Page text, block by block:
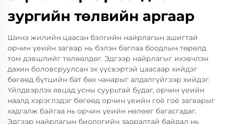
зургийн төлвийн аргаар
Шинэ жилийн цаасан бэлгийн найрлагын ашигтай
орчин үеийн загвар нь бэлэн баглаа боодлын төрөлд
том дэвшлийг төлөөлдөг. Эдгээр найрлагыг ихэвчлэн
дахин боловсруулсан эх үүсвэртэй цаасаар хийдэг
бөгөөд бүтцийн бат бөх чанарыг алдалгүйгээр хийдэг.
Үйлдвэрлэх явцад усны суурьтай будаг, орчин үеийн
наалд хэрэглэдэг бөгөөд орчин үеийн гоё гоё загварыг
хадгалж байгаа нь орчин үеийн нөлөөг багасгадаг.
Эдгээр найрлагын биологийн задралтай байдал нь